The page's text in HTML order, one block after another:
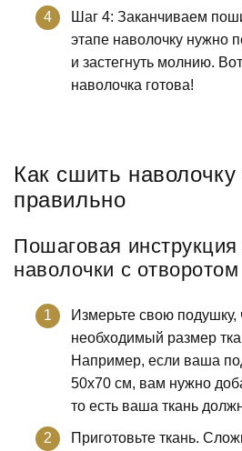
Шаг 4: Заканчиваем
этапе наволочку нужно
и застегнуть молнию.
наволочка готова!
Как сшить
правильно
Пошаговая
наволочки с отворотом
Измерьте свою подушку,
необходимый размер
Например, если ваша
50х70 см, вам нужно
то есть ваша ткань
Приготовьте ткань.